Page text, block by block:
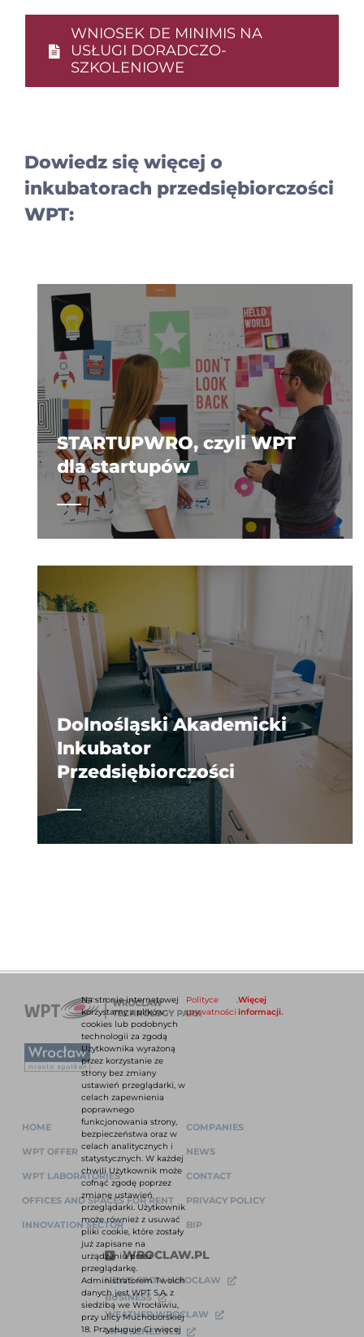
WNIOSEK DE MINIMIS NA
USŁUGI DORADCZO-
SZKOLENIOWE
Dowiedz się więcej o
inkubatorach przedsiębiorczości
WPT:
STARTUPWRO, czyli WPT
dla startupów
Dolnośląski Akademicki
Inkubator
Przedsiębiorczości
HOME
WPT OFFER
WPT LABORATORIES
OFFICES AND SPACES FOR RENT
INNOVATION SECTOR
COMPANIES
NEWS
CONTACT
PRIVACY POLICY
BIP
WROCLAW.PL
NEWS FROM WROCŁAW
BUSINESS
WEATHER WROCLAW
MPK SCHEDULE
Na stronie internetowej
korzystamy z plików
cookies lub podobnych
technologii za zgodą
Użytkownika wyrażoną
przez korzystanie ze
strony bez zmiany
ustawień przeglądarki, w
celach zapewnienia
poprawnego
funkcjonowania strony,
bezpieczeństwa oraz w
celach analitycznych i
statystycznych. W każdej
chwili Użytkownik może
cofnąć zgodę poprzez
zmianę ustawień
przeglądarki. Użytkownik
może również z usuwać
pliki cookie, które zostały
już zapisane na
urządzeniu przez
przeglądarkę.
Administratorem Twoich
danych jest WPT S.A. z
siedzibą we Wrocławiu,
przy ulicy Muchoborskiej
18. Przysługuje Ci więcej
Polityce
prywatności
Więcej
informacji.